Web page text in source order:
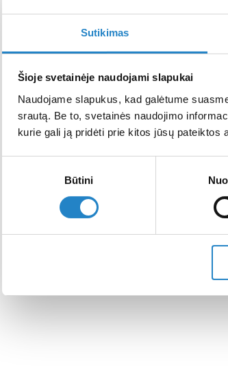
Sutikimas
Šioje svetainėje naudojami slapukai
Naudojame slapukus, kad galėtume
srautą. Be to, svetainės naudojimo
kurie gali ją pridėti prie kitos jūsų pateiktos
Būtini